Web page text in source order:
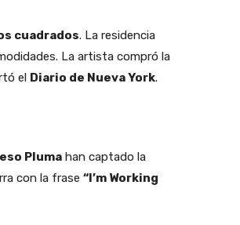
cuadrados. La residencia
La artista compró la
el Diario de Nueva York.
Pluma han captado la
con la frase “I’m Working